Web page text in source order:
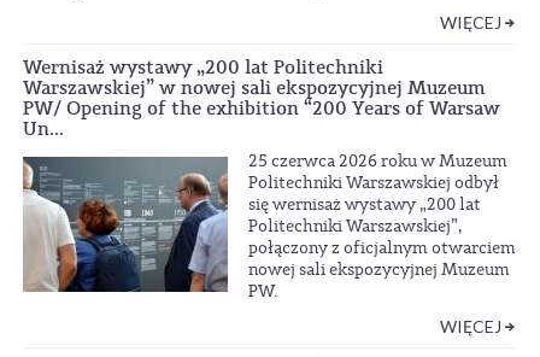
WIĘCEJ
Wernisaż wystawy „200 lat Politechniki
Warszawskiej” w nowej sali ekspozycyjnej Muzeum
PW/ Opening of the exhibition “200 Years of Warsaw
Un...
25 czerwca 2026 roku w Muzeum
Politechniki Warszawskiej odbył
się wernisaż wystawy „200 lat
Politechniki Warszawskiej”,
połączony z oficjalnym otwarciem
nowej sali ekspozycyjnej Muzeum
PW.
WIĘCEJ